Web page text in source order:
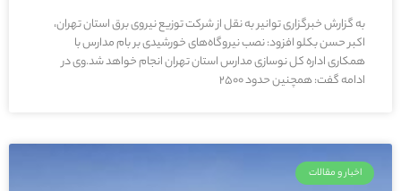
به گزارش خبرگزاری توانیر به نقل از شرکت توزیع نیروی برق استان تهران،
اکبر حسن بکلو افزود: نصب نیروگاه‌های خورشیدی بر بام مدارس با
همکاری اداره کل نوسازی مدارس استان تهران انجام خواهد شد.وی در
ادامه گفت: همچنین حدود ۲۵۰۰
اخبار و مقالات